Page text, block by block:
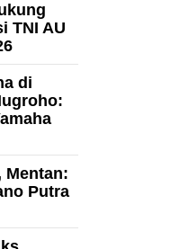
TNI AU
di
Mentan:
Putra